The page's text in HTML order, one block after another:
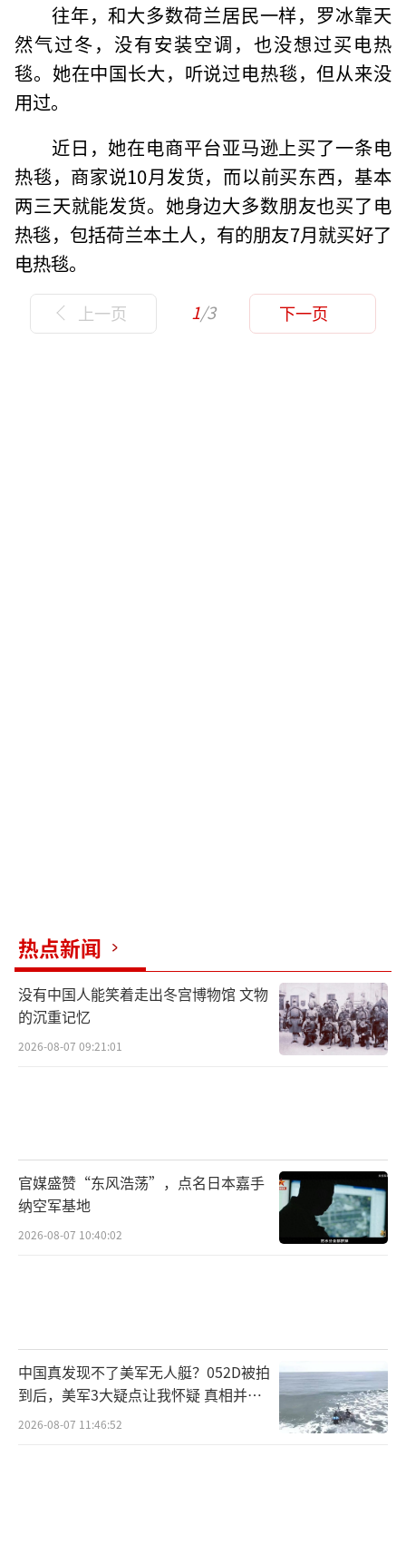
往年，和大多数荷兰居民一样，罗冰靠天
然气过冬，没有安装空调，也没想过买电热
毯。她在中国长大，听说过电热毯，但从来没
用过。
近日，她在电商平台亚马逊上买了一条电
热毯，商家说10月发货，而以前买东西，基本
两三天就能发货。她身边大多数朋友也买了电
热毯，包括荷兰本土人，有的朋友7月就买好了
电热毯。
上一页 1/3 下一页
热点新闻
没有中国人能笑着走出冬宫博物馆 文物
的沉重记忆
2026-08-07 09:21:01
官媒盛赞“东风浩荡”，点名日本嘉手
纳空军基地
2026-08-07 10:40:02
中国真发现不了美军无人艇？052D被拍
到后，美军3大疑点让我怀疑 真相并非
如此
2026-08-07 11:46:52